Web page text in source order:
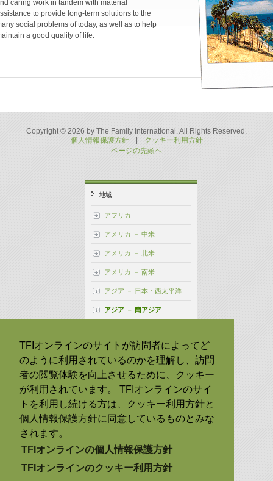
caring work in tandem with material
to provide long-term solutions to the
social problems of today, as well as to help
a good quality of life.
Copyright © 2026 by The Family International. All Rights Reserved.
個人情報保護方針
クッキー利用方針
ページの先頭へ
地域
アフリカ
アメリカ － 中米
アメリカ － 北米
アメリカ － 南米
アジア － 日本・西太平洋
アジア － 南アジア
インドネシア
タイ
ヨーロッパ － 中欧・東欧
ヨーロッパ － 西欧
TFIオンラインのサイトが訪問者によってど
のように利用されているのかを理解し、訪問
者の閲覧体験を向上させるために、クッキー
が利用されています。 TFIオンラインのサイ
トを利用し続ける方は、クッキー利用方針と
個人情報保護方針に同意しているものとみな
されます。
TFIオンラインの個人情報保護方針
TFIオンラインのクッキー利用方針